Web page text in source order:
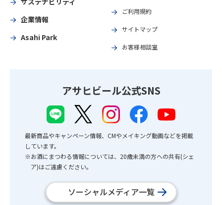
企業情報
Asahi Park
ご利用規約
サイトマップ
お客様相談室
アサヒビール公式SNS
最新商品やキャンペーン情報、CMやメイキング動画などを掲載
しています。
※お酒にまつわる情報については、20歳未満の方への共有(シェ
ア)はご遠慮ください。
ソーシャルメディア一覧